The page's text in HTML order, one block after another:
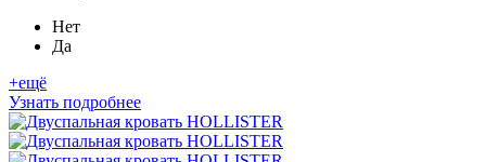
Нет
Да
+ещё
Узнать подробнее